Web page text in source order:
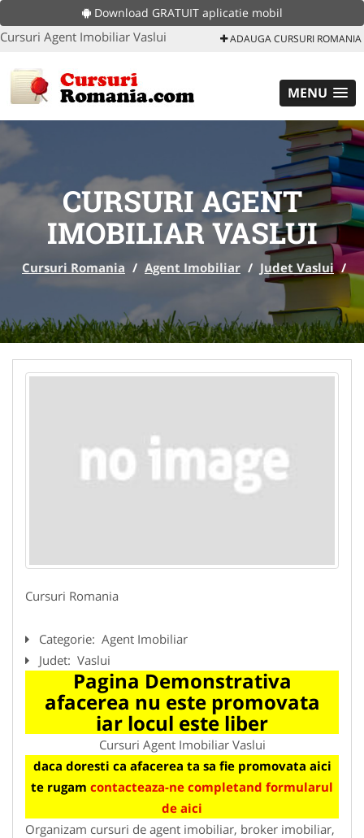
Download GRATUIT aplicatie mobil
Cursuri Agent Imobiliar Vaslui ADAUGA CURSURI ROMANIA
MENU
CURSURI AGENT
IMOBILIAR VASLUI
Cursuri Romania / Agent Imobiliar / Judet Vaslui /
Cursuri Romania
Categorie: Agent Imobiliar
Judet: Vaslui
Pagina Demonstrativa
afacerea nu este promovata
iar locul este liber
Cursuri Agent Imobiliar Vaslui
daca doresti ca afacerea ta sa fie promovata aici
te rugam contacteaza-ne completand formularul
de aici
Organizam cursuri de agent imobiliar, broker imobiliar,